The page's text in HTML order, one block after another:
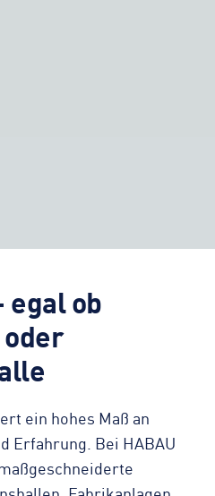
ob
ein hohes Maß an
Erfahrung. Bei HABAU